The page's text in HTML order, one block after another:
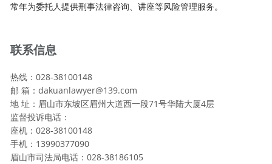
常年为委托人提供刑事法律咨询、讲座等风险管理服务。
联系信息
热线：028-38100148
邮 箱：dakuanlawyer@139.com
地 址：眉山市东坡区眉州大道西一段71号华陆大厦4层
监督投诉电话：
座机：028-38100148
手机：13990377090
眉山市司法局电话：028-38186105